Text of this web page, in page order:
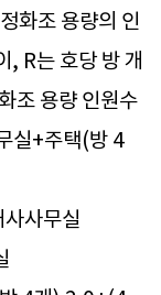
조 용량의 인
, R는 호당 방 개
조 용량 인원수
실+주택(방 4
사무실